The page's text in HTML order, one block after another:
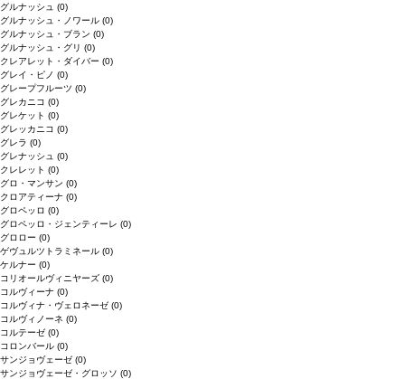
グルナッシュ (0)
グルナッシュ・ノワール (0)
グルナッシュ・ブラン (0)
グルナッシュ・グリ (0)
クレアレット・ダイバー (0)
グレイ・ピノ (0)
グレープフルーツ (0)
グレカニコ (0)
グレケット (0)
グレッカニコ (0)
グレラ (0)
グレナッシュ (0)
クレレット (0)
グロ・マンサン (0)
クロアティーナ (0)
グロペッロ (0)
グロペッロ・ジェンティーレ (0)
グロロー (0)
ゲヴュルツトラミネール (0)
ケルナー (0)
コリオールヴィニヤーズ (0)
コルヴィーナ (0)
コルヴィナ・ヴェロネーゼ (0)
コルヴィノーネ (0)
コルテーゼ (0)
コロンバール (0)
サンジョヴェーゼ (0)
サンジョヴェーゼ・グロッソ (0)